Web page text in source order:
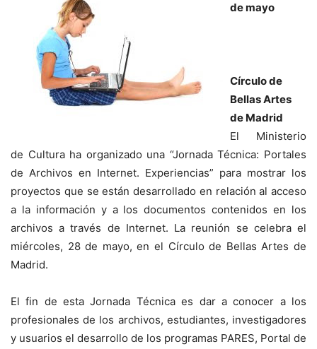
de mayo
Círculo de
Bellas Artes
de Madrid
El Ministerio
de Cultura ha organizado una “Jornada Técnica: Portales
de Archivos en Internet. Experiencias” para mostrar los
proyectos que se están desarrollado en relación al acceso
a la información y a los documentos contenidos en los
archivos a través de Internet. La reunión se celebra el
miércoles, 28 de mayo, en el Círculo de Bellas Artes de
Madrid.
El fin de esta Jornada Técnica es dar a conocer a los
profesionales de los archivos, estudiantes, investigadores
y usuarios el desarrollo de los programas PARES, Portal de